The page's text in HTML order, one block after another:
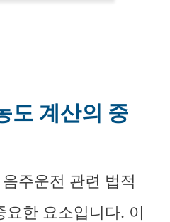
도 계산의 중
주운전 관련 법적
요한 요소입니다. 이